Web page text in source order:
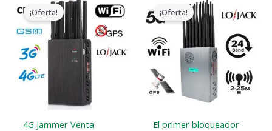
¡Oferta!
4G Jammer Venta
precio
original
era:
$599.00.
precio
actual
es:
$219.99.
¡Oferta!
El primer bloqueador
precio
original
era:
$1,599.00.
precio
actual
$829.88.